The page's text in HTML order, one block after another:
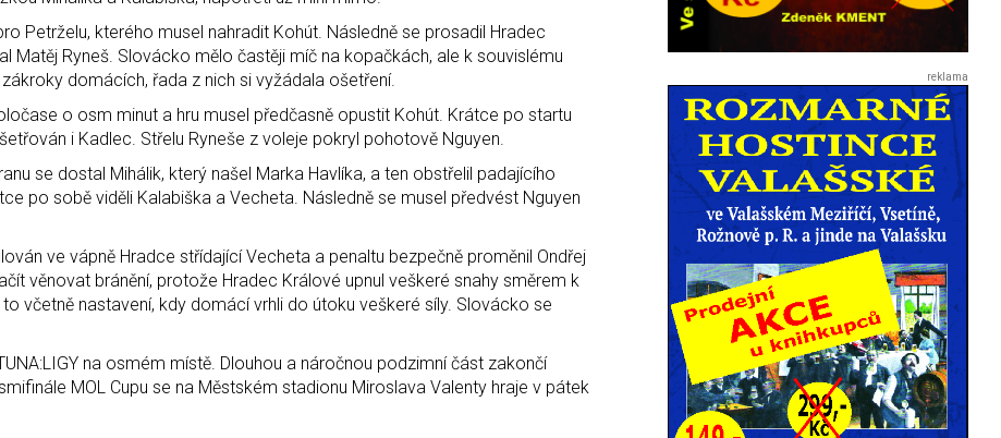
Petrželu, kterého musel nahradit Kohút. Následně se prosadil Hradec
Matěj Ryneš. Slovácko mělo častěji míč na kopačkách, ale k souvislému
domácích, řada z nich si vyžádala ošetření.
o osm minut a hru musel předčasně opustit Kohút. Krátce po startu
i Kadlec. Střelu Ryneše z voleje pokryl pohotově Nguyen.
se dostal Mihálik, který našel Marka Havlíka, a ten obstřelil padajícího
po sobě viděli Kalabiška a Vecheta. Následně se musel předvést Nguyen
ve vápně Hradce střídající Vecheta a penaltu bezpečně proměnil Ondřej
věnovat bránění, protože Hradec Králové upnul veškeré snahy směrem k
včetně nastavení, kdy domácí vrhli do útoku veškeré síly. Slovácko se
na osmém místě. Dlouhou a náročnou podzimní část zakončí
MOL Cupu se na Městském stadionu Miroslava Valenty hraje v pátek